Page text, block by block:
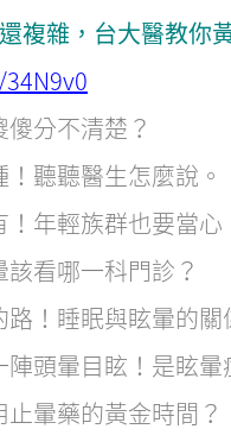
複雜，台大醫教
分不清楚？
聽聽醫生怎麼說。
年輕族群也要當心
看哪一科門診？
！睡眠與眩暈的關
頭暈目眩！是眩暈
暈藥的黃金時間？